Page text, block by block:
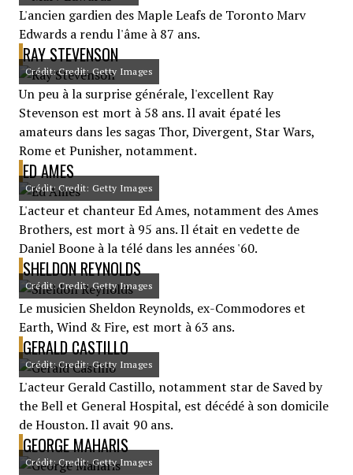
L'ancien gardien des Maple Leafs de Toronto Marv
Edwards a rendu l'âme à 87 ans.
RAY STEVENSON
Crédit: Credit: Getty Images
Un peu à la surprise générale, l'excellent Ray
Stevenson est mort à 58 ans. Il avait épaté les
amateurs dans les sagas Thor, Divergent, Star Wars,
Rome et Punisher, notamment.
ED AMES
Crédit: Credit: Getty Images
L'acteur et chanteur Ed Ames, notamment des Ames
Brothers, est mort à 95 ans. Il était en vedette de
Daniel Boone à la télé dans les années '60.
SHELDON REYNOLDS
Crédit: Credit: Getty Images
Le musicien Sheldon Reynolds, ex-Commodores et
Earth, Wind & Fire, est mort à 63 ans.
GERALD CASTILLO
Crédit: Credit: Getty Images
L'acteur Gerald Castillo, notamment star de Saved by
the Bell et General Hospital, est décédé à son domicile
de Houston. Il avait 90 ans.
GEORGE MAHARIS
Crédit: Credit: Getty Images